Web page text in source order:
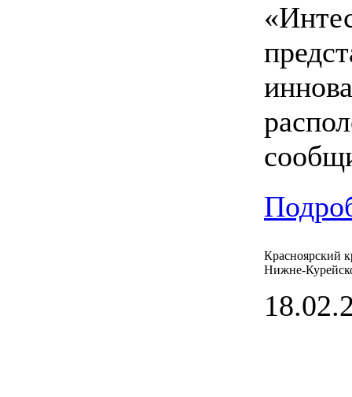
Красноярский
Нижне-